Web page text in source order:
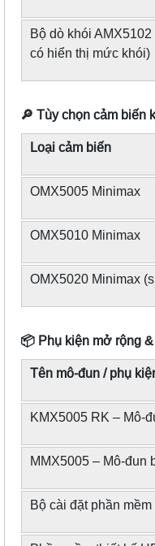
Bộ dò khói
có hiển thị mức khói)
🔎 Tùy chọn cảm biến
Loại cảm biến
OMX5005 Minimax
OMX5010 Minimax
OMX5020 Minimax
📦 Phụ kiện mở rộng
Tên mô-đun / phụ
KMX5005 RK – Mô-
MMX5005 – Mô-đun
Bộ cài đặt phần